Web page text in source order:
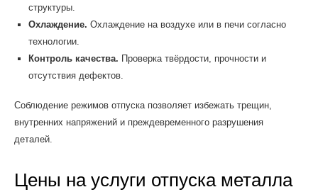
структуры.
Охлаждение. Охлаждение на воздухе или в печи согласно
технологии.
Контроль качества. Проверка твёрдости, прочности и
отсутствия дефектов.
Соблюдение режимов отпуска позволяет избежать трещин,
внутренних напряжений и преждевременного разрушения
деталей.
Цены на услуги отпуска металла